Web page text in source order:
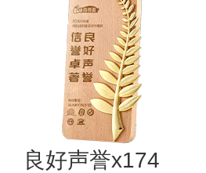
良好声誉x174